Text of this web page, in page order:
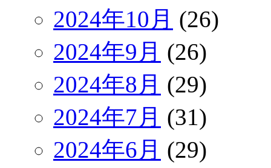
2024年10月 (26)
2024年9月 (26)
2024年8月 (29)
2024年7月 (31)
2024年6月 (29)